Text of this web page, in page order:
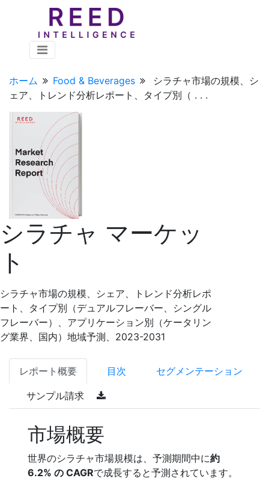
ホーム Food & Beverages
シラチャ市場の規模、シ
ェア、トレンド分析レポート、タイプ別（ . . .
シラチャ マーケッ
ト
シラチャ市場の規模、シェア、トレンド分析レポ
ート、タイプ別（デュアルフレーバー、シングル
フレーバー）、アプリケーション別（ケータリン
グ業界、国内）地域予測、2023-2031
レポート概要 目次 セグメンテーション
サンプル請求
市場概要
世界のシラチャ市場規模は、予測期間中に約
6.2% の CAGRで成長すると予測されています。